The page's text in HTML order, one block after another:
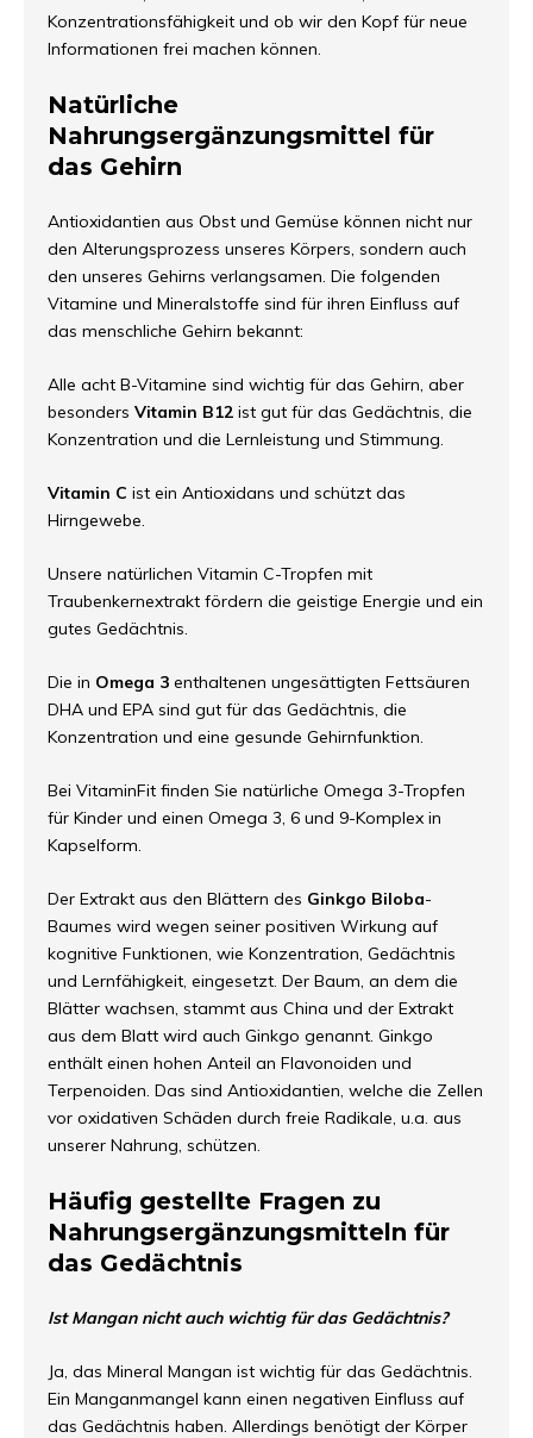
Konzentrationsfähigkeit und ob wir den Kopf für neue
Informationen frei machen können.
Natürliche
Nahrungsergänzungsmittel für
das Gehirn
Antioxidantien aus Obst und Gemüse können nicht nur
den Alterungsprozess unseres Körpers, sondern auch
den unseres Gehirns verlangsamen. Die folgenden
Vitamine und Mineralstoffe sind für ihren Einfluss auf
das menschliche Gehirn bekannt:
Alle acht B-Vitamine sind wichtig für das Gehirn, aber
besonders Vitamin B12 ist gut für das Gedächtnis, die
Konzentration und die Lernleistung und Stimmung.
Vitamin C ist ein Antioxidans und schützt das
Hirngewebe.
Unsere natürlichen Vitamin C-Tropfen mit
Traubenkernextrakt fördern die geistige Energie und ein
gutes Gedächtnis.
Die in Omega 3 enthaltenen ungesättigten Fettsäuren
DHA und EPA sind gut für das Gedächtnis, die
Konzentration und eine gesunde Gehirnfunktion.
Bei VitaminFit finden Sie natürliche Omega 3-Tropfen
für Kinder und einen Omega 3, 6 und 9-Komplex in
Kapselform.
Der Extrakt aus den Blättern des Ginkgo Biloba-
Baumes wird wegen seiner positiven Wirkung auf
kognitive Funktionen, wie Konzentration, Gedächtnis
und Lernfähigkeit, eingesetzt. Der Baum, an dem die
Blätter wachsen, stammt aus China und der Extrakt
aus dem Blatt wird auch Ginkgo genannt. Ginkgo
enthält einen hohen Anteil an Flavonoiden und
Terpenoiden. Das sind Antioxidantien, welche die Zellen
vor oxidativen Schäden durch freie Radikale, u.a. aus
unserer Nahrung, schützen.
Häufig gestellte Fragen zu
Nahrungsergänzungsmitteln für
das Gedächtnis
Ist Mangan nicht auch wichtig für das Gedächtnis?
Ja, das Mineral Mangan ist wichtig für das Gedächtnis.
Ein Manganmangel kann einen negativen Einfluss auf
das Gedächtnis haben. Allerdings benötigt der Körper